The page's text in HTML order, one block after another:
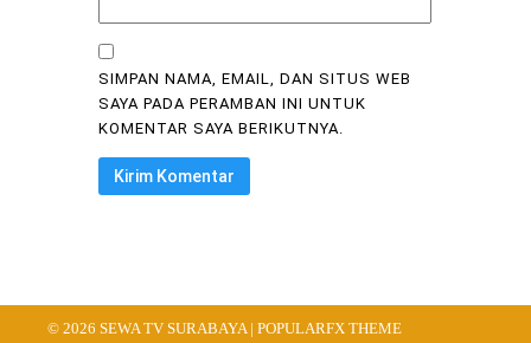
SIMPAN NAMA, EMAIL, DAN SITUS WEB
SAYA PADA PERAMBAN INI UNTUK
KOMENTAR SAYA BERIKUTNYA.
© 2026 SEWA TV SURABAYA | POPULARFX THEME